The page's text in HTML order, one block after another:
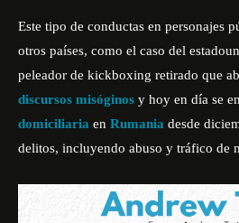
Este tipo de conductas en personajes
otros países, como el caso del
peleador de kickboxing retirado que
discursos misóginos y hoy en día se
domiciliaria en Rumania desde
delitos, incluyendo abuso y tráfico de